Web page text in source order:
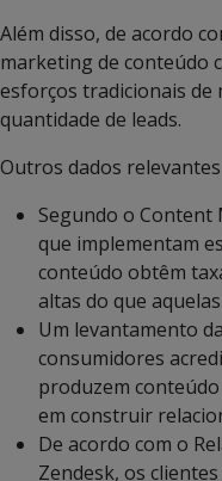
Além disso, de acordo
marketing de conteúdo
esforços tradicionais de
quantidade de leads.
Outros dados
Segundo o
que implementam
conteúdo obtêm
altas do que
Um levantamento
consumidores
produzem
em construir
De acordo com o
Zendesk, os